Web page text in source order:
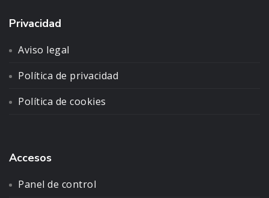
Privacidad
Aviso legal
Política de privacidad
Política de cookies
Accesos
Panel de control